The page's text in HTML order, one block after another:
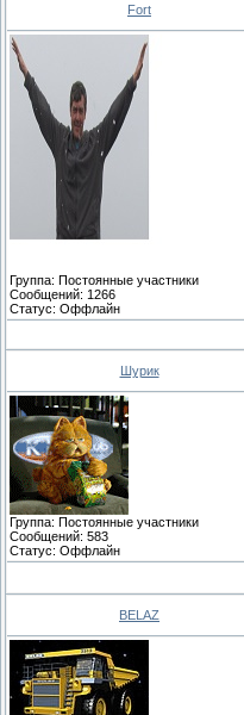
Fort
Группа: Постоянные участники
Сообщений: 1266
Статус: Оффлайн
Шурик
Группа: Постоянные участники
Сообщений: 583
Статус: Оффлайн
BELAZ